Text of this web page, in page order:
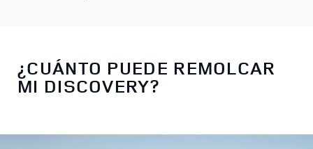
¿CUÁNTO PUEDE REMOLCAR
MI DISCOVERY?